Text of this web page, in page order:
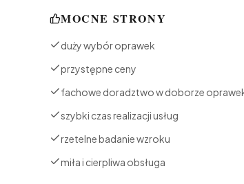
MOCNE STRONY
duży wybór oprawek
przystępne ceny
fachowe doradztwo w doborze
szybki czas realizacji usług
rzetelne badanie wzroku
miła i cierpliwa obsługa